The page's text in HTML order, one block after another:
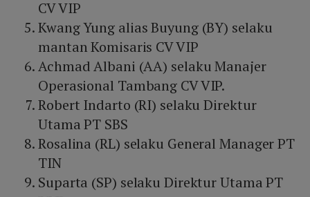
CV VIP
Kwang Yung alias Buyung (BY) selaku
mantan Komisaris CV VIP
Achmad Albani (AA) selaku Manajer
Operasional Tambang CV VIP.
Robert Indarto (RI) selaku Direktur
Utama PT SBS
Rosalina (RL) selaku General Manager PT
TIN
Suparta (SP) selaku Direktur Utama PT